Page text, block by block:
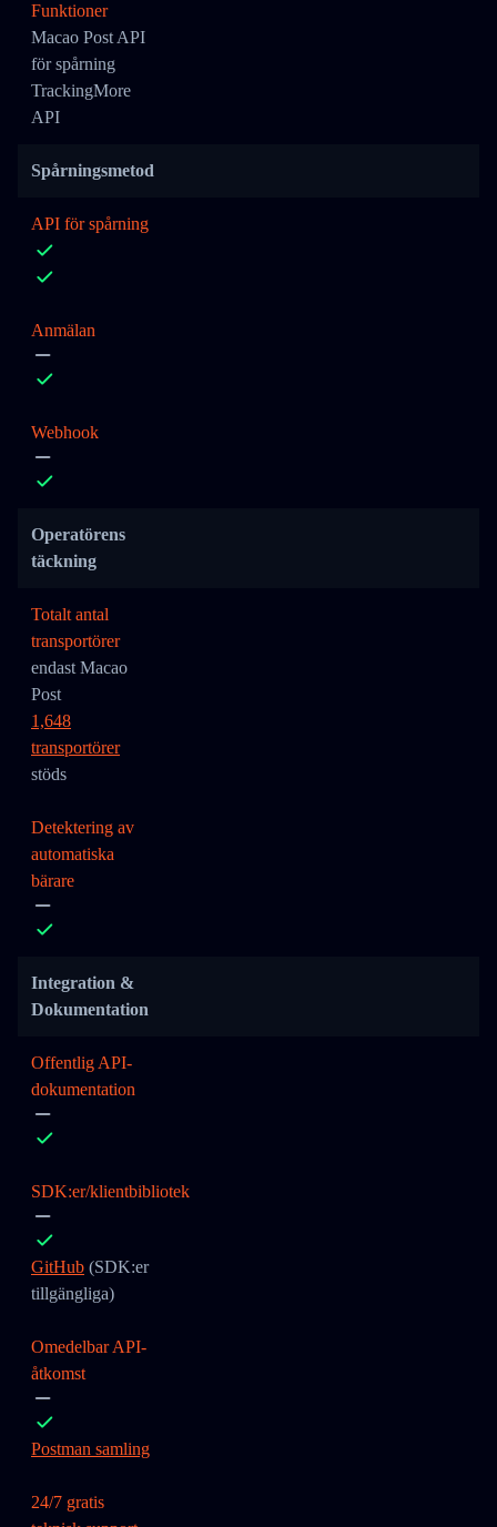
Funktioner
Macao Post API
för spårning
TrackingMore
API
Spårningsmetod
API för spårning
Anmälan
Webhook
Operatörens
täckning
Totalt antal
transportörer
endast Macao
Post
1,648
transportörer
stöds
Detektering av
automatiska
bärare
Integration &
Dokumentation
Offentlig API-
dokumentation
SDK:er/klientbibliotek
GitHub (SDK:er
tillgängliga)
Omedelbar API-
åtkomst
Postman samling
24/7 gratis